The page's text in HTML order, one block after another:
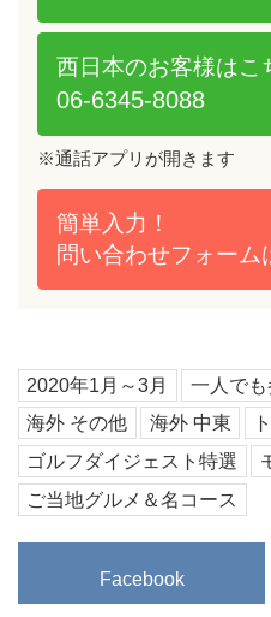
西日本のお客様はこ
06-6345-8088
簡単入力！
問い合わせフォーム
※通話アプリが開きます
2020年1月～3月 一人で
海外 その他
海外 中東
ゴルフダイジェスト特選
ご当地グルメ＆名コース
Facebook